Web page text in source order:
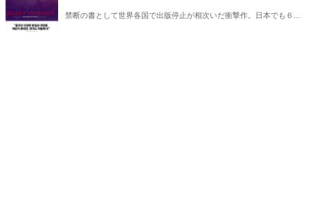
禁断の書として世界各国で出版停止が相次いだ衝撃作。日本でも６万